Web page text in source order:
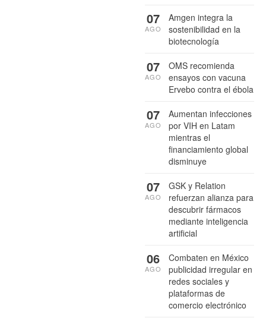
Amgen integra la
sostenibilidad en la
biotecnología
07
AGO
OMS recomienda
ensayos con vacuna
Ervebo contra el ébola
07
AGO
Aumentan infecciones
por VIH en Latam
mientras el
financiamiento global
disminuye
07
AGO
GSK y Relation
refuerzan alianza para
descubrir fármacos
mediante inteligencia
artificial
07
AGO
Combaten en México
publicidad irregular en
redes sociales y
plataformas de
comercio electrónico
06
AGO